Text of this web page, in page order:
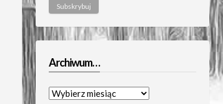
Archiwum…
Archiwum…